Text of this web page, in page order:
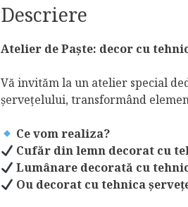
Descriere
Atelier de Paște: decor cu
Vă invităm la un atelier special
șervețelului, transformând
Ce vom realiza?
Cufăr din lemn decorat cu
Lumânare decorată cu
Ou decorat cu tehnica